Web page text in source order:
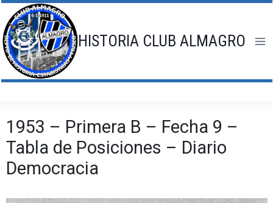
Saltar
al
contenido
HISTORIA CLUB ALMAGRO
1953 – Primera B – Fecha 9 –
Tabla de Posiciones – Diario
Democracia